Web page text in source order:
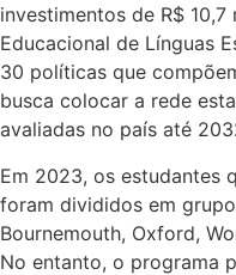
investimentos de R$
Educacional de Línguas
30 políticas que
busca colocar a rede
avaliadas no país até
Em 2023, os estudantes
foram divididos em
Bournemouth, Oxford,
No entanto, o programa